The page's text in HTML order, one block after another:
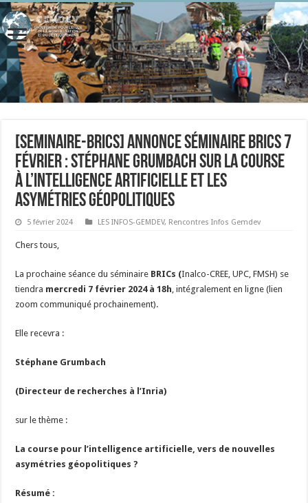
[seminaire-brics] Annonce séminaire BRICs 7
février : Stéphane Grumbach sur la course
à l’intelligence artificielle et les
asymétries géopolitiques
5 février 2024 LES INFOS-GEMDEV, Rencontres Infos Gemdev
Chers tous,
La prochaine séance du séminaire BRICs (Inalco-CREE, UPC, FMSH) se
tiendra mercredi 7 février 2024 à 18h, intégralement en ligne (lien
zoom communiqué prochainement).
Elle recevra :
Stéphane Grumbach
(Directeur de recherches à l’Inria)
sur le thème :
La course pour l’intelligence artificielle, vers de nouvelles
asymétries géopolitiques ?
Résumé :